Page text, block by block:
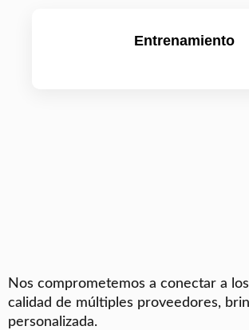
Entrenamiento
Nos comprometemos a conectar a
calidad de múltiples proveedores,
personalizada.